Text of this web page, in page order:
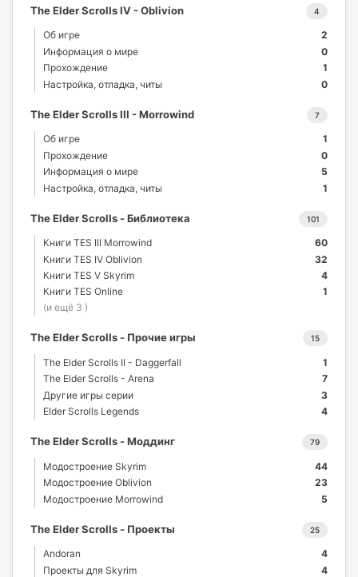
4
The Elder Scrolls IV - Oblivion
2
Об игре
0
Информация о мире
1
Прохождение
0
Настройка, отладка, читы
7
The Elder Scrolls III - Morrowind
1
Об игре
0
Прохождение
5
Информация о мире
1
Настройка, отладка, читы
101
The Elder Scrolls - Библиотека
60
Книги TES III Morrowind
32
Книги TES IV Oblivion
4
Книги TES V Skyrim
1
Книги TES Online
(и ещё 3 )
15
The Elder Scrolls - Прочие игры
1
The Elder Scrolls II - Daggerfall
7
The Elder Scrolls - Arena
3
Другие игры серии
4
Elder Scrolls Legends
79
The Elder Scrolls - Моддинг
44
Модостроение Skyrim
23
Модостроение Oblivion
5
Модостроение Morrowind
25
The Elder Scrolls - Проекты
4
Andoran
4
Проекты для Skyrim